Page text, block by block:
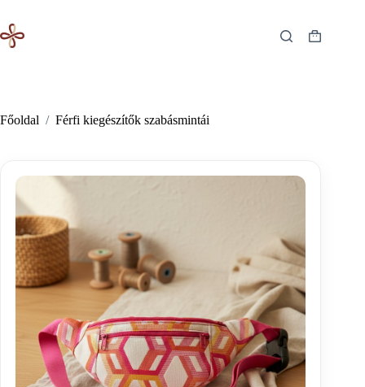
content
Shopping
Főoldal / Férfi kiegészítők szabásmintái